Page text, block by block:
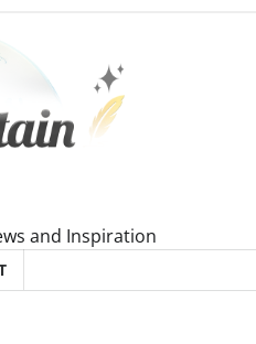
and Inspiration